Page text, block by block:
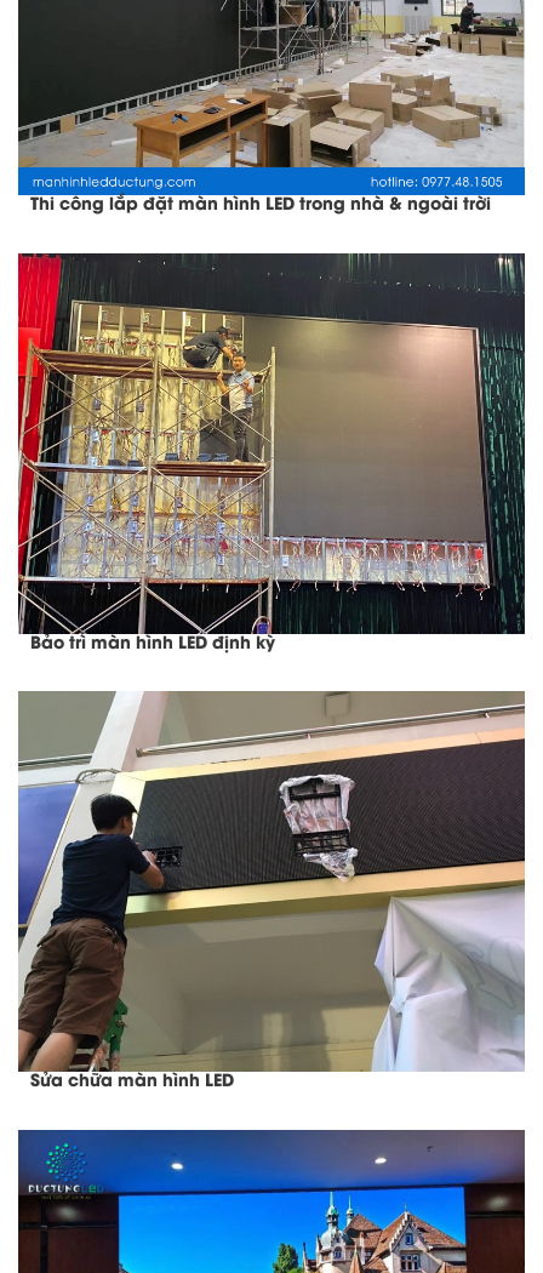
Thi công lắp đặt màn hình LED trong nhà & ngoài trời
Bảo trì màn hình LED định kỳ
Sửa chữa màn hình LED